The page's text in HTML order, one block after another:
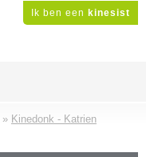
Ik ben een kinesist
» Kinedonk - Katrien